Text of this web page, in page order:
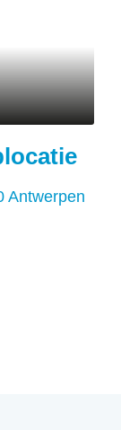
Antwerpen